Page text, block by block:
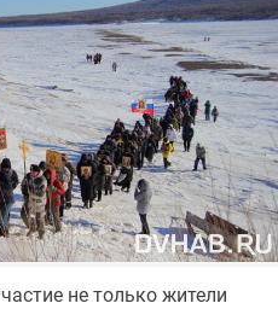
не только жители